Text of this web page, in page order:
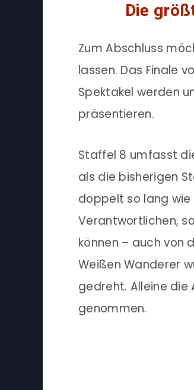
Die
Zum Abschluss
lassen. Das Finale
Spektakel werden
präsentieren.
Staffel 8 umfasst
als die bisherigen
doppelt so lang
Verantwortlichen,
können – auch von
Weißen Wanderer
gedreht. Alleine die
genommen.